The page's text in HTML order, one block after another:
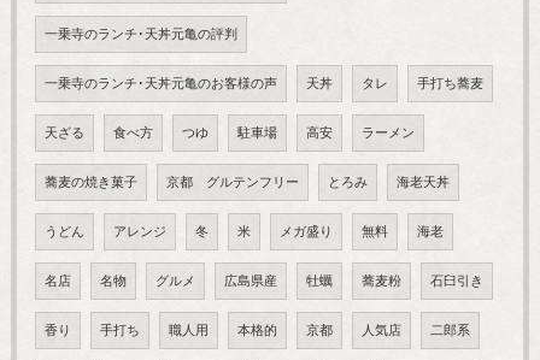
一乗寺のランチ･天丼元亀の評判
一乗寺のランチ･天丼元亀のお客様の声 天丼 タレ 手打ち蕎麦
天ざる 食べ方 つゆ 駐車場 高安 ラーメン
蕎麦の焼き菓子 京都 グルテンフリー とろみ 海老天丼
うどん アレンジ 冬 米 メガ盛り 無料 海老
名店 名物 グルメ 広島県産 牡蠣 蕎麦粉 石臼引き
香り 手打ち 職人用 本格的 京都 人気店 二郎系